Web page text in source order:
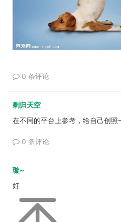
0 条评论
剩归天空
在不同的平台上参考，给自己创照
0 条评论
璇~
好